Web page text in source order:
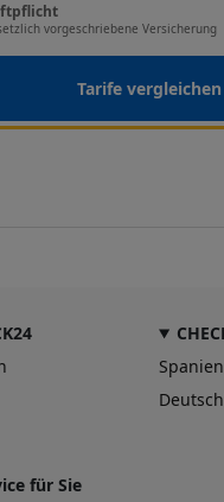
vorgeschriebene Versicherung
Tarife vergleichen
Spanien
für Sie